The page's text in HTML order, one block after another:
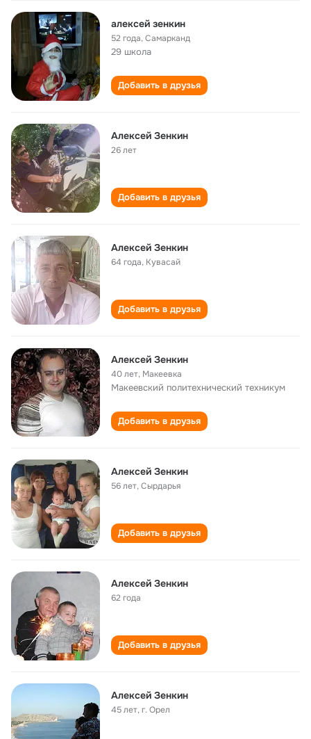
алексей зенкин
52 года,Самарканд
29 школа
Добавить в друзья
Алексей Зенкин
26 лет
Добавить в друзья
Алексей Зенкин
64 года, Кувасай
Добавить в друзья
Алексей Зенкин
40 лет, Макеевка
Макеевский политехнический техникум
Добавить в друзья
Алексей Зенкин
56 лет,Сырдарья
Добавить в друзья
Алексей Зенкин
62 года
Добавить в друзья
Алексей Зенкин
45 лет,г. Орел